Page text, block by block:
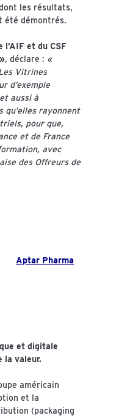
les résultats,
été démontrés.
et du CSF
, déclare : «
Vitrines
d’exemple
aussi à
qu’elles rayonnent
pour que,
et de France
avec
des Offreurs de
Aptar Pharma
et digitale
la valeur.
américain
et la
(packaging